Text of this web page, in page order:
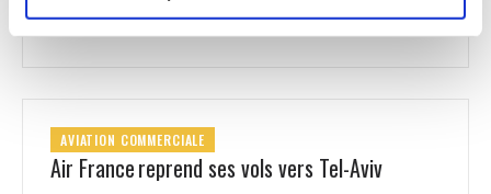
AVIATION COMMERCIALE
Air France reprend ses vols vers Tel-Aviv